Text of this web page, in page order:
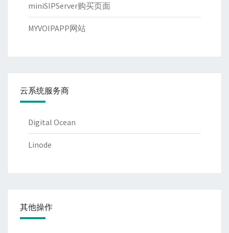
miniSIPServer购买页面
MYVOIPAPP网站
云系统服务商
Digital Ocean
Linode
其他操作